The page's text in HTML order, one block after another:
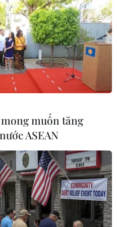
Lê Văn Nhí đã cùng
hiện hành vi lừa đảo một số
đi xuất khẩu lao động ở
ngoài.
muốn tăng
ASEAN